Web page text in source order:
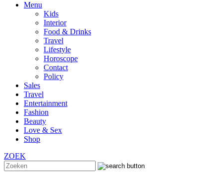
Menu
Kids
Interior
Food & Drinks
Travel
Lifestyle
Horoscope
Contact
Policy
Sales
Travel
Entertainment
Fashion
Beauty
Love & Sex
Shop
ZOEK